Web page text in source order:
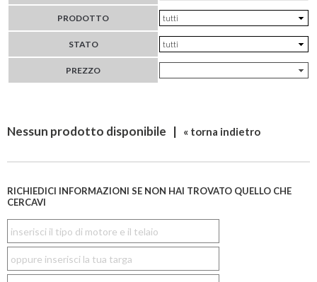
PRODOTTO
STATO
PREZZO
Nessun prodotto disponibile | « torna indietro
RICHIEDICI INFORMAZIONI SE NON HAI TROVATO QUELLO CHE
CERCAVI